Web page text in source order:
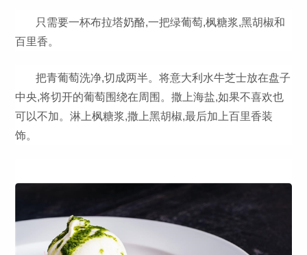
只需要一杯布拉塔奶酪,一把绿葡萄,枫糖浆,黑胡椒和
百里香。
把青葡萄洗净,切成两半。将意大利水牛芝士放在盘子
中央,将切开的葡萄围绕在周围。撒上海盐,如果不喜欢也
可以不加。淋上枫糖浆,撒上黑胡椒,最后加上百里香装
饰。